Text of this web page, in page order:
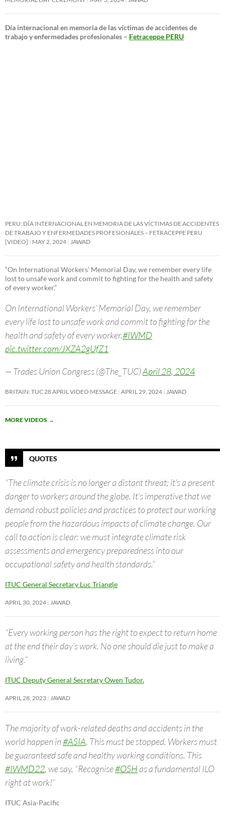
Día internacional en memoria de las víctimas de accidentes de
trabajo y enfermedades profesionales – Fetraceppe PERU
PERU: DÍA INTERNACIONAL EN MEMORIA DE LAS VÍCTIMAS DE ACCIDENTES
DE TRABAJO Y ENFERMEDADES PROFESIONALES – FETRACEPPE PERU
[VIDEO]
MAY 2, 2024 JAWAD
“On International Workers’ Memorial Day, we remember every life
lost to unsafe work and commit to fighting for the health and safety
of every worker.”
On International Workers’ Memorial Day, we remember
every life lost to unsafe work and commit to fighting for the
health and safety of every worker.#IWMD
pic.twitter.com/JXZA2gUfZ1
— Trades Union Congress (@The_TUC)April 28, 2024
BRITAIN: TUC 28 APRIL VIDEO MESSAGE APRIL 29, 2024 JAWAD
MORE VIDEOS →
QUOTES
“The climate crisis is no longer a distant threat; it’s a present
danger to workers around the globe. It’s imperative that we
demand robust policies and practices to protect our working
people from the hazardous impacts of climate change. Our
call to action is clear: we must integrate climate risk
assessments and emergency preparedness into our
occupational safety and health standards.”
ITUC General Secretary Luc Triangle
APRIL 30, 2024 JAWAD
“Every working person has the right to expect to return home
at the end their day’s work. No one should die just to make a
living.”
ITUC Deputy General Secretary Owen Tudor.
APRIL 28, 2023 JAWAD
The majority of work-related deaths and accidents in the
world happen in#ASIA. This must be stopped. Workers must
be guaranteed safe and healthy working conditions. This
#IWMD22, we say, “Recognise#OSHas a fundamental ILO
right at work!”
ITUC Asia-Pacific